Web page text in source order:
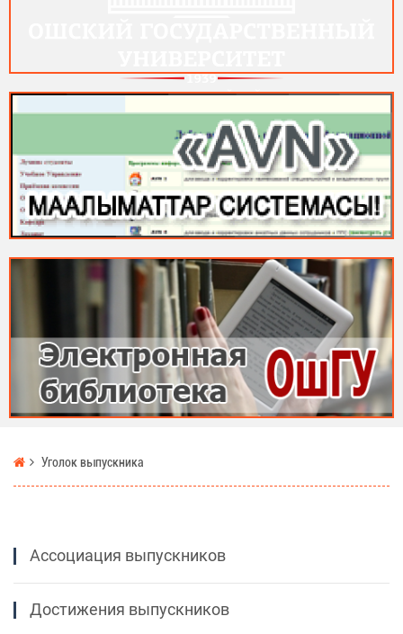
Уголок выпускника
Ассоциация выпускников
Достижения выпускников